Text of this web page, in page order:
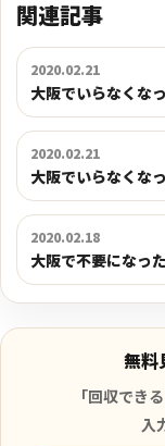
関連記事
2020.02.21
大阪でいらなくな
2020.02.21
大阪でいらなくな
2020.02.18
大阪で不要になっ
無料
「回収でき
入